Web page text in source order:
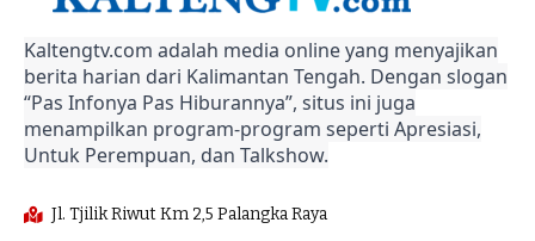
Kaltengtv.com adalah media online yang menyajikan
berita harian dari Kalimantan Tengah. Dengan slogan
“Pas Infonya Pas Hiburannya”, situs ini juga
menampilkan program-program seperti Apresiasi,
Untuk Perempuan, dan Talkshow.
Jl. Tjilik Riwut Km 2,5 Palangka Raya